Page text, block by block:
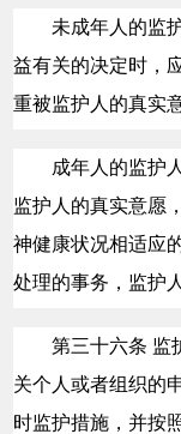
未成年人的监护
益有关的决定时，
重被监护人的真实
成年人的监护人
监护人的真实意愿
神健康状况相适应
处理的事务，监护
第三十六条 监护
关个人或者组织的
时监护措施，并按